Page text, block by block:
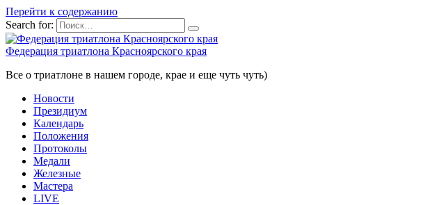
Перейти к содержанию
Search for:
Федерация триатлона Красноярского края
Все о триатлоне в нашем городе, крае и еще чуть чуть)
Новости
Президиум
Календарь
Положения
Протоколы
Медали
Железные
Мастера
LIVE